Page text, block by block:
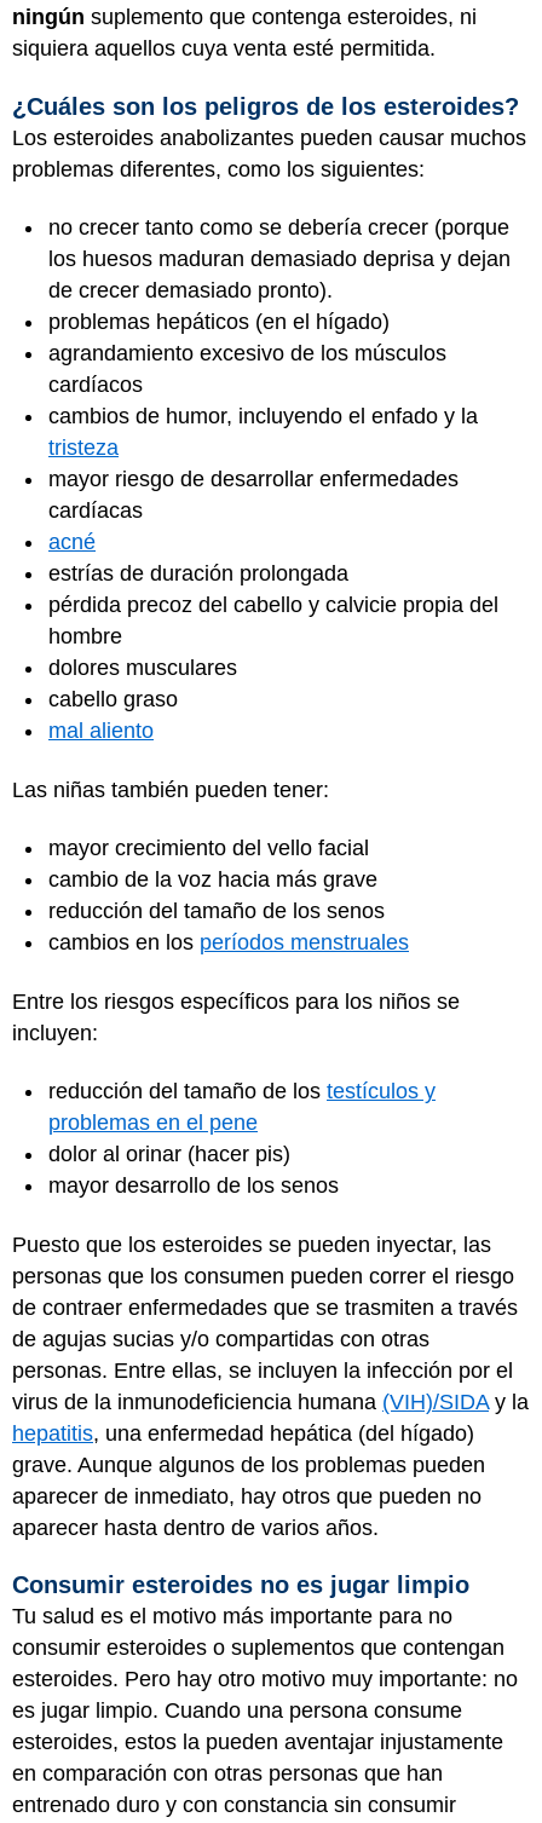
ningún suplemento que contenga esteroides, ni
siquiera aquellos cuya venta esté permitida.
¿Cuáles son los peligros de los esteroides?
Los esteroides anabolizantes pueden causar muchos
problemas diferentes, como los siguientes:
no crecer tanto como se debería crecer (porque
los huesos maduran demasiado deprisa y dejan
de crecer demasiado pronto).
problemas hepáticos (en el hígado)
agrandamiento excesivo de los músculos
cardíacos
cambios de humor, incluyendo el enfado y la
tristeza
mayor riesgo de desarrollar enfermedades
cardíacas
acné
estrías de duración prolongada
pérdida precoz del cabello y calvicie propia del
hombre
dolores musculares
cabello graso
mal aliento
Las niñas también pueden tener:
mayor crecimiento del vello facial
cambio de la voz hacia más grave
reducción del tamaño de los senos
cambios en los períodos menstruales
Entre los riesgos específicos para los niños se
incluyen:
reducción del tamaño de los testículos y
problemas en el pene
dolor al orinar (hacer pis)
mayor desarrollo de los senos
Puesto que los esteroides se pueden inyectar, las
personas que los consumen pueden correr el riesgo
de contraer enfermedades que se trasmiten a través
de agujas sucias y/o compartidas con otras
personas. Entre ellas, se incluyen la infección por el
virus de la inmunodeficiencia humana (VIH)/SIDAy la
hepatitis, una enfermedad hepática (del hígado)
grave. Aunque algunos de los problemas pueden
aparecer de inmediato, hay otros que pueden no
aparecer hasta dentro de varios años.
Consumir esteroides no es jugar limpio
Tu salud es el motivo más importante para no
consumir esteroides o suplementos que contengan
esteroides. Pero hay otro motivo muy importante: no
es jugar limpio. Cuando una persona consume
esteroides, estos la pueden aventajar injustamente
en comparación con otras personas que han
entrenado duro y con constancia sin consumir